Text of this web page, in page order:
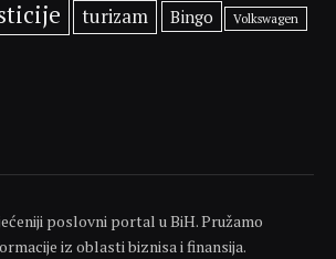
turizam Bingo Volkswagen
poslovni portal u BiH. Pružamo
iz oblasti biznisa i finansija.